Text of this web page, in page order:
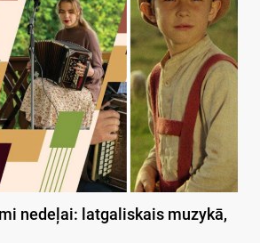
nedeļai: latgaliskais muzykā,